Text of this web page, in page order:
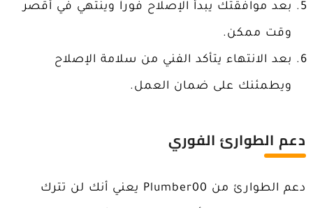
بعد موافقتك يبدأ الإصلاح فوراً وينتهي في أقصر
وقت ممكن.
بعد الانتهاء يتأكد الفني من سلامة الإصلاح
ويطمئنك على ضمان العمل.
دعم الطوارئ الفوري
دعم الطوارئ من Plumber00 يعني أنك لن تترك